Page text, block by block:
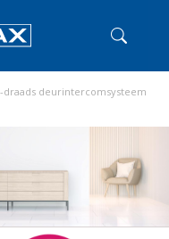
draads deurintercomsysteem